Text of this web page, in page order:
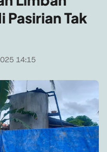
Pasirian Tak
14:15